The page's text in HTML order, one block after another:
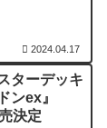
2024.04.17
ターデッキ
ンex』
決定